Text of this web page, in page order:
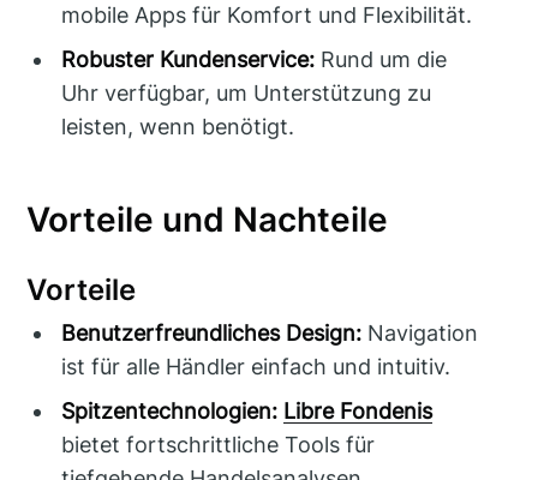
mobile Apps für Komfort und Flexibilität.
Robuster Kundenservice: Rund um die
Uhr verfügbar, um Unterstützung zu
leisten, wenn benötigt.
Vorteile und Nachteile
Vorteile
Benutzerfreundliches Design: Navigation
ist für alle Händler einfach und intuitiv.
Spitzentechnologien: Libre Fondenis
bietet fortschrittliche Tools für